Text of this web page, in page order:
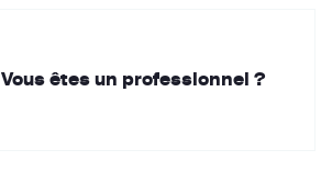
Vous êtes un professionnel ?